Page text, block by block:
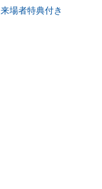
場者特典付き